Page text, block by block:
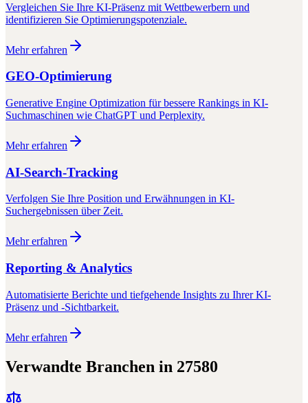
Vergleichen Sie Ihre KI-Präsenz mit Wettbewerbern und
identifizieren Sie Optimierungspotenziale.
Mehr erfahren
GEO-Optimierung
Generative Engine Optimization für bessere Rankings in KI-
Suchmaschinen wie ChatGPT und Perplexity.
Mehr erfahren
AI-Search-Tracking
Verfolgen Sie Ihre Position und Erwähnungen in KI-
Suchergebnissen über Zeit.
Mehr erfahren
Reporting & Analytics
Automatisierte Berichte und tiefgehende Insights zu Ihrer KI-
Präsenz und -Sichtbarkeit.
Mehr erfahren
Verwandte Branchen in 27580